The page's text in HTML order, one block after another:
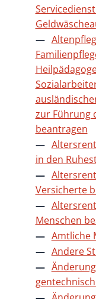
zur Führung
beantragen
in den
Versicherte
Menschen
Amtliche
Andere